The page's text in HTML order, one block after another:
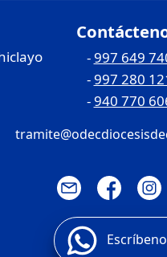
-997 649
-997 280
-940 770